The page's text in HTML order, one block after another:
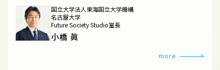
国立大学法人東海国立大学機構
名古屋大学
Future Society Studio室長
小橋 眞
more